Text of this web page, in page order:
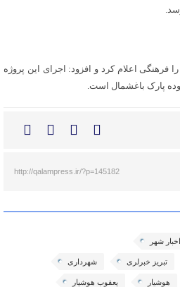
فرهنگی اعلام کرد و افزود: اجرای این پروژه
پارک باغشمال است.
http://qalampress.ir/?p=145182
اخبار شهر
تبریز خبرلری شهرداری
هوشیار یعقوب هوشیار